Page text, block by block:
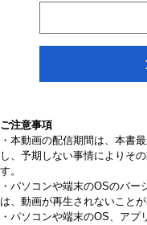
ご注意事項
・本動画の配信期間は、本書
し、予期しない事情によりそ
す。
・パソコンや端末のOSのバ
は、動画が再生されないことが
・パソコンや端末のOS、ア